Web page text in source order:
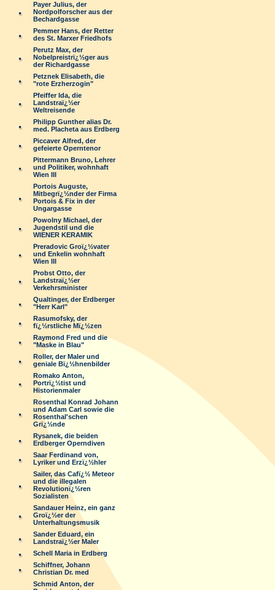
Payer Julius, der
Nordpolforscher aus der
Bechardgasse
Pemmer Hans, der Retter
des St. Marxer Friedhofs
Perutz Max, der
Nobelpreistrï¿½ger aus
der Richardgasse
Petznek Elisabeth, die
"rote Erzherzogin"
Pfeiffer Ida, die
Landstraï¿½er
Weltreisende
Philipp Gunther alias Dr.
med. Placheta aus Erdberg
Piccaver Alfred, der
gefeierte Operntenor
Pittermann Bruno, Lehrer
und Politiker, wohnhaft
Wien III
Portois Auguste,
Mitbegrï¿½nder der Firma
Portois & Fix in der
Ungargasse
Powolny Michael, der
Jugendstil und die
WIENER KERAMIK
Preradovic Groï¿½vater
und Enkelin wohnhaft
Wien III
Probst Otto, der
Landstraï¿½er
Verkehrsminister
Qualtinger, der Erdberger
"Herr Karl"
Rasumofsky, der
fï¿½rstliche Mï¿½zen
Raymond Fred und die
"Maske in Blau"
Roller, der Maler und
geniale Bï¿½hnenbilder
Romako Anton,
Portrï¿½tist und
Historienmaler
Rosenthal Konrad Johann
und Adam Carl sowie die
Rosenthal'schen
Grï¿½nde
Rysanek, die beiden
Erdberger Operndiven
Saar Ferdinand von,
Lyriker und Erzï¿½hler
Sailer, das Cafï¿½ Meteor
und die illegalen
Revolutionï¿½ren
Sozialisten
Sandauer Heinz, ein ganz
Groï¿½er der
Unterhaltungsmusik
Sander Eduard, ein
Landstraï¿½er Maler
Schell Maria in Erdberg
Schiffner, Johann
Christian Dr. med
Schmid Anton, der